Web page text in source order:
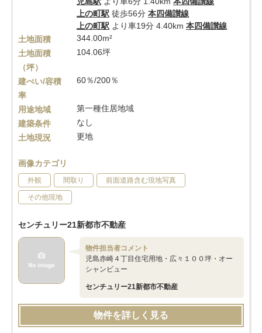
上の町駅 徒歩56分 本四備讃線
上の町駅 より車19分 4.40km 本四備讃線
土地面積
344.00m²
土地面積
（坪）
104.06坪
建ぺい/容積
率
60％/200％
用途地域
第一種住居地域
建築条件
なし
土地現況
更地
画像カテゴリ
外観 間取り 前面道路含む現地写真
その他現地
センチュリー21新都市不動産
物件担当者コメント
児島赤崎４丁目住宅用地・広々１００坪・オー
シャンビュー
センチュリー21新都市不動産
物件を詳しく見る